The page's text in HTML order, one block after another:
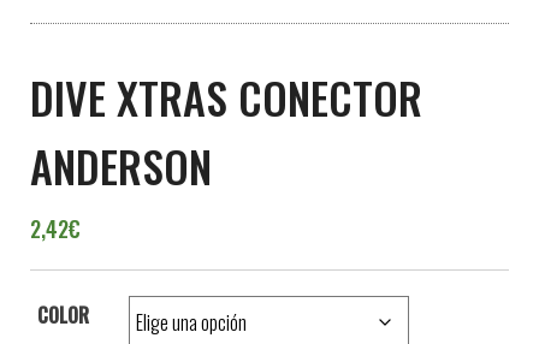
DIVE XTRAS CONECTOR
ANDERSON
2,42€
COLOR